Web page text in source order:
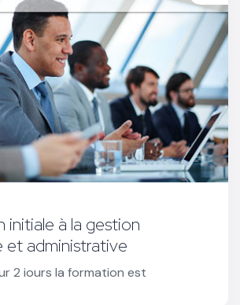
initiale à la gestion
et administrative
2 jours la formation est